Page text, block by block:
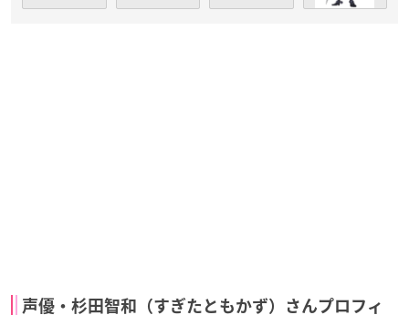
声優・杉田智和（すぎたともかず）さんプロフィ